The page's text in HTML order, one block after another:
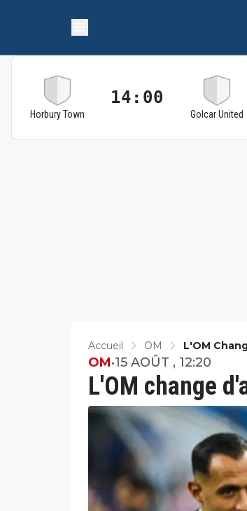
Horbury Town
14:00
Golcar United
Accueil OM L'OM
L'OM change
OM•15 AOÛT , 12:20